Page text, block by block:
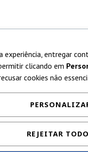
experiência, entregar
clicando em
cookies não
REJEITAR